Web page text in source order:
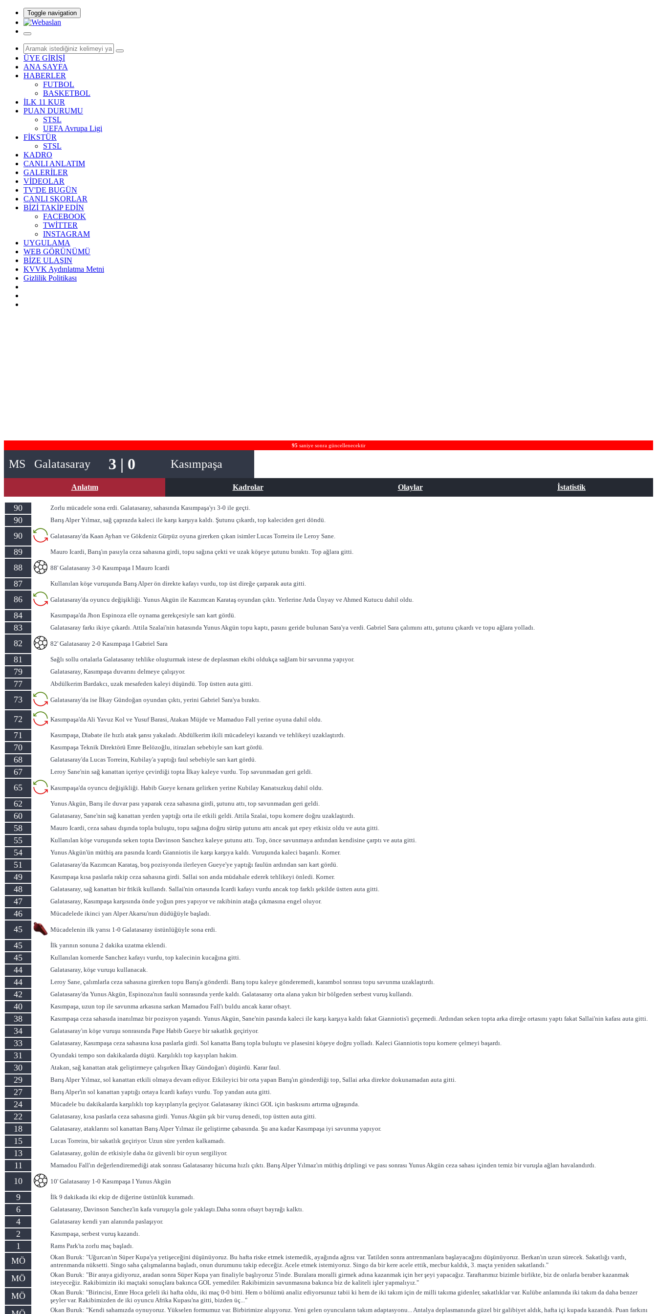
Toggle navigation
ÜYE GİRİŞİ
ANA SAYFA
HABERLER
FUTBOL
BASKETBOL
İLK 11 KUR
PUAN DURUMU
STSL
UEFA Avrupa Ligi
FİKSTÜR
STSL
KADRO
CANLI ANLATIM
GALERİLER
VİDEOLAR
TV'DE BUGÜN
CANLI SKORLAR
BİZİ TAKİP EDİN
FACEBOOK
TWİTTER
INSTAGRAM
UYGULAMA
WEB GÖRÜNÜMÜ
BİZE ULAŞIN
KVVK Aydınlatma Metni
Gizlilik Politikası
94 saniye sonra güncellenecektir
MS Galatasaray 3 | 0 Kasımpaşa
Anlatım Kadrolar Olaylar İstatistik
90 Zorlu mücadele sona erdi. Galatasaray, sahasında Kasımpaşa'yı 3-0 ile geçti.
90 Barış Alper Yılmaz, sağ çaprazda kaleci ile karşı karşıya kaldı. Şutunu çıkardı, top kaleciden geri döndü.
90 Galatasaray'da Kaan Ayhan ve Gökdeniz Gürpüz oyuna girerken çıkan isimler Lucas Torreira ile Leroy Sane.
89 Mauro Icardi, Barış'ın pasıyla ceza sahasına girdi, topu sağına çekti ve uzak köşeye şutunu bıraktı. Top ağlara gitti.
88 88' Galatasaray 3-0 Kasımpaşa I Mauro Icardi
87 Kullanılan köşe vuruşunda Barış Alper ön direkte kafayı vurdu, top üst direğe çarparak auta gitti.
86 Galatasaray'da oyuncu değişikliği. Yunus Akgün ile Kazımcan Karataş oyundan çıktı. Yerlerine Arda Ünyay ve Ahmed Kutucu dahil oldu.
84 Kasımpaşa'da Jhon Espinoza elle oynama gerekçesiyle sarı kart gördü.
83 Galatasaray farkı ikiye çıkardı. Attila Szalai'nin hatasında Yunus Akgün topu kaptı, pasını geride bulunan Sara'ya verdi. Gabriel Sara çalımını attı, şutunu çıkardı ve topu ağlara yolladı.
82 82' Galatasaray 2-0 Kasımpaşa I Gabriel Sara
81 Sağlı sollu ortalarla Galatasaray tehlike oluşturmak istese de deplasman ekibi oldukça sağlam bir savunma yapıyor.
79 Galatasaray, Kasımpaşa duvarını delmeye çalışıyor.
77 Abdülkerim Bardakcı, uzak mesafeden kaleyi düşündü. Top üstten auta gitti.
73 Galatasaray'da ise İlkay Gündoğan oyundan çıktı, yerini Gabriel Sara'ya bıraktı.
72 Kasımpaşa'da Ali Yavuz Kol ve Yusuf Barasi, Atakan Müjde ve Mamaduo Fall yerine oyuna dahil oldu.
71 Kasımpaşa, Diabate ile hızlı atak şansı yakaladı. Abdülkerim ikili mücadeleyi kazandı ve tehlikeyi uzaklaştırdı.
70 Kasımpaşa Teknik Direktörü Emre Belözoğlu, itirazları sebebiyle sarı kart gördü.
68 Galatasaray'da Lucas Torreira, Kubilay'a yaptığı faul sebebiyle sarı kart gördü.
67 Leroy Sane'nin sağ kanattan içeriye çevirdiği topta İlkay kaleye vurdu. Top savunmadan geri geldi.
65 Kasımpaşa'da oyuncu değişikliği. Habib Gueye kenara gelirken yerine Kubilay Kanatsızkuş dahil oldu.
62 Yunus Akgün, Barış ile duvar pası yaparak ceza sahasına girdi, şutunu attı, top savunmadan geri geldi.
60 Galatasaray, Sane'nin sağ kanattan yerden yaptığı orta ile etkili geldi. Attila Szalai, topu kornere doğru uzaklaştırdı.
58 Mauro Icardi, ceza sahası dışında topla buluştu, topu sağına doğru sürüp şutunu attı ancak şut epey etkisiz oldu ve auta gitti.
55 Kullanılan köşe vuruşunda seken topta Davinson Sanchez kaleye şutunu attı. Top, önce savunmaya ardından kendisine çarptı ve auta gitti.
54 Yunus Akgün'ün müthiş ara pasında Icardı Gianniotis ile karşı karşıya kaldı. Vuruşunda kaleci başarılı. Korner.
51 Galatasaray'da Kazımcan Karataş, boş pozisyonda ilerleyen Gueye'ye yaptığı faulün ardından sarı kart gördü.
49 Kasımpaşa kısa paslarla rakip ceza sahasına girdi. Sallai son anda müdahale ederek tehlikeyi önledi. Korner.
48 Galatasaray, sağ kanattan bir frikik kullandı. Sallai'nin ortasında Icardi kafayı vurdu ancak top farklı şekilde üstten auta gitti.
47 Galatasaray, Kasımpaşa karşısında önde yoğun pres yapıyor ve rakibinin atağa çıkmasına engel oluyor.
46 Mücadelede ikinci yarı Alper Akarsu'nun düdüğüyle başladı.
45 Mücadelenin ilk yarısı 1-0 Galatasaray üstünlüğüyle sona erdi.
45 İlk yarının sonuna 2 dakika uzatma eklendi.
45 Kullanılan kornerde Sanchez kafayı vurdu, top kalecinin kucağına gitti.
44 Galatasaray, köşe vuruşu kullanacak.
44 Leroy Sane, çalımlarla ceza sahasına girerken topu Barış'a gönderdi. Barış topu kaleye gönderemedi, karambol sonrası topu savunma uzaklaştırdı.
42 Galatasaray'da Yunus Akgün, Espinoza'nın faulü sonrasında yerde kaldı. Galatasaray orta alana yakın bir bölgeden serbest vuruş kullandı.
40 Kasımpaşa, uzun top ile savunma arkasına sarkan Mamadou Fall'ı buldu ancak karar ofsayt.
38 Kasımpaşa ceza sahasıda inanılmaz bir pozisyon yaşandı. Yunus Akgün, Sane'nin pasında kaleci ile karşı karşıya kaldı fakat Gianniotis'i geçemedi. Ardından seken topta arka direğe ortasını yaptı fakat Sallai'nin kafası auta gitti.
34 Galatasaray'ın köşe vuruşu sonrasında Pape Habib Gueye bir sakatlık geçiriyor.
33 Galatasaray, Kasımpaşa ceza sahasına kısa paslarla girdi. Sol kanatta Barış topla buluştu ve plasesini köşeye doğru yolladı. Kaleci Gianniotis topu kornere çelmeyi başardı.
31 Oyundaki tempo son dakikalarda düştü. Karşılıklı top kayıpları hakim.
30 Atakan, sağ kanattan atak geliştirmeye çalışırken İlkay Gündoğan'ı düşürdü. Karar faul.
29 Barış Alper Yılmaz, sol kanattan etkili olmaya devam ediyor. Etkileyici bir orta yapan Barış'ın gönderdiği top, Sallai arka direkte dokunamadan auta gitti.
27 Barış Alper'in sol kanattan yaptığı ortaya Icardi kafayı vurdu. Top yandan auta gitti.
24 Mücadele bu dakikalarda karşılıklı top kayıplarıyla geçiyor. Galatasaray ikinci GOL için baskısını artırma uğraşında.
22 Galatasaray, kısa paslarla ceza sahasına girdi. Yunus Akgün şık bir vuruş denedi, top üstten auta gitti.
18 Galatasaray, ataklarını sol kanattan Barış Alper Yılmaz ile geliştirme çabasında. Şu ana kadar Kasımpaşa iyi savunma yapıyor.
15 Lucas Torreira, bir sakatlık geçiriyor. Uzun süre yerden kalkamadı.
13 Galatasaray, golün de etkisiyle daha öz güvenli bir oyun sergiliyor.
11 Mamadou Fall'ın değerlendiremediği atak sonrası Galatasaray hücuma hızlı çıktı. Barış Alper Yılmaz'ın müthiş driplingi ve pası sonrası Yunus Akgün ceza sahası içinden temiz bir vuruşla ağları havalandırdı.
10 10' Galatasaray 1-0 Kasımpaşa I Yunus Akgün
9 İlk 9 dakikada iki ekip de diğerine üstünlük kuramadı.
6 Galatasaray, Davinson Sanchez'in kafa vuruşuyla gole yaklaştı.Daha sonra ofsayt bayrağı kalktı.
4 Galatasaray kendi yarı alanında paslaşıyor.
2 Kasımpaşa, serbest vuruş kazandı.
1 Rams Park'ta zorlu maç başladı.
MÖ
Okan Buruk: "Uğurcan'ın Süper Kupa'ya yetişeceğini düşünüyoruz. Bu hafta riske etmek istemedik, ayağında ağrısı var. Tatilden sonra antrenmanlara başlayacağını düşünüyoruz. Berkan'ın uzun sürecek. Sakatlığı vardı,
antrenmanda nüksetti. Singo saha çalışmalarına başladı, onun durumunu takip edeceğiz. Acele etmek istemiyoruz. Singo da bir kere acele ettik, mecbur kaldık, 3. maçta yeniden sakatlandı."
MÖ
Okan Buruk: "Bir araya gidiyoruz, aradan sonra Süper Kupa yarı finaliyle başlıyoruz 5'inde. Buralara moralli girmek adına kazanmak için her şeyi yapacağız. Taraftarımız bizimle birlikte, biz de onlarla beraber kazanmak
isteyeceğiz. Rakibimizin iki maçtaki sonuçlara bakınca GOL yemediler. Rakibimizin savunmasına bakınca biz de kaliteli işler yapmalıyız."
MÖ
Okan Buruk: "Birincisi, Emre Hoca geleli iki hafta oldu, iki maç 0-0 bitti. Hem o bölümü analiz ediyorsunuz tabii ki hem de iki takım için de milli takıma gidenler, sakatlıklar var. Kulübe anlamında iki takım da daha benzer
şeyler var. Rakibimizden de iki oyuncu Afrika Kupası'na gitti, bizden üç..."
Okan Buruk: "Kendi sahamızda oynuyoruz. Yükselen formumuz var. Birbirimize alışıyoruz. Yeni gelen oyuncuların takım adaptasyonu... Antalya deplasmanında güzel bir galibiyet aldık, hafta içi kupada kazandık. Puan farkını